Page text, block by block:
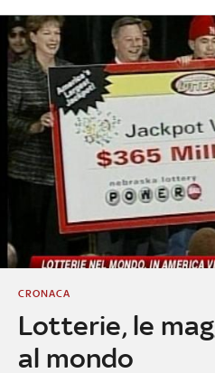
Lotterie, le
al mondo
CRONACA